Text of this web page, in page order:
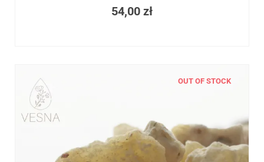
54,00 zł
OUT OF STOCK